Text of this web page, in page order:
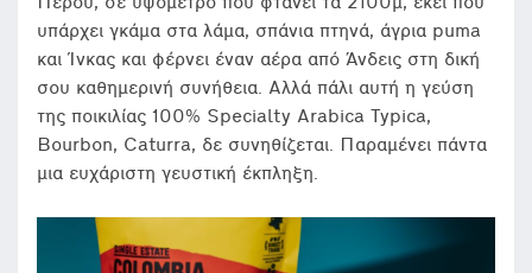
υπάρχει γκάμα στα λάμα, σπάνια πτηνά, άγρια puma
και Ίνκας και φέρνει έναν αέρα από Άνδεις στη δική
σου καθημερινή συνήθεια. Αλλά πάλι αυτή η γεύση
της ποικιλίας 100% Specialty Arabica Typica,
Bourbon, Caturra, δε συνηθίζεται. Παραμένει πάντα
μια ευχάριστη γευστική έκπληξη.